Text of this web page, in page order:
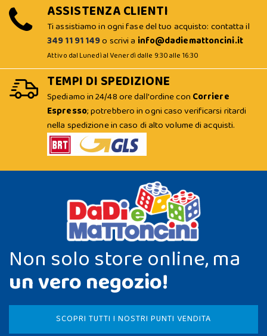
ASSISTENZA CLIENTI
Ti assistiamo in ogni fase del tuo acquisto: contatta il
349 11 91 149o scrivi a info@dadiemattoncini.it
Attivo dal Lunedì al Venerdì dalle 9:30 alle 16:30
TEMPI DI SPEDIZIONE
Spediamo in 24/48 ore dall'ordine con Corriere
Espresso; potrebbero in ogni caso verificarsi ritardi
nella spedizione in caso di alto volume di acquisti.
Non solo store online, ma
un vero negozio!
SCOPRI TUTTI I NOSTRI PUNTI VENDITA